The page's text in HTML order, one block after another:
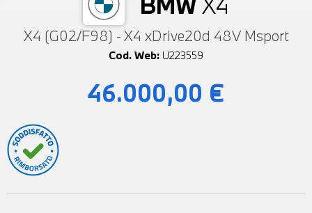
X4 (G02/F98) - X4 xDrive20d 48V Msport
Cod. Web: U223559
46.000,00 €